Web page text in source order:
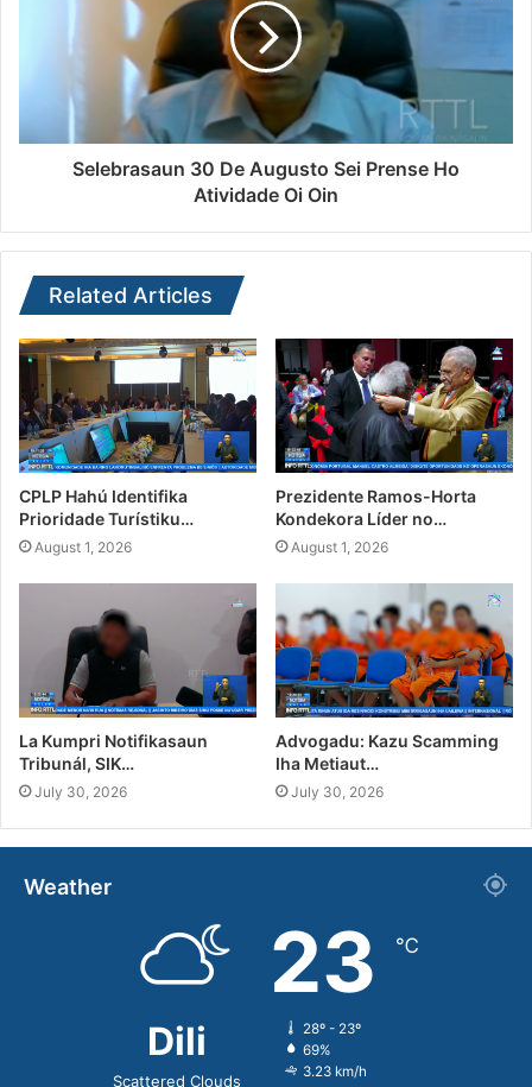
Selebrasaun 30 De Augusto Sei Prense Ho
Atividade Oi Oin
Related Articles
CPLP Hahú Identifika
Prioridade Turístiku…
August 1, 2026
Prezidente Ramos-Horta
Kondekora Líder no…
August 1, 2026
La Kumpri Notifikasaun
Tribunál, SIK…
July 30, 2026
Advogadu: Kazu Scamming
Iha Metiaut…
July 30, 2026
Weather
Dili
Scattered Clouds
23 ℃
28º - 23º
69%
3.23 km/h